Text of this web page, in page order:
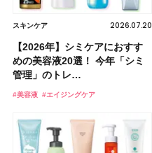
スキンケア 2026.07.20
【2026年】シミケアにおすす
めの美容液20選！ 今年「シミ
管理」のトレ…
#美容液 #エイジングケア